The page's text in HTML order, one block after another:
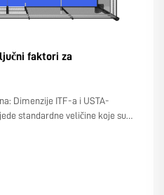
faktori za
Dimenzije ITF-a i USTA-
standardne veličine koje su
se slažu na gotovo iste mjere...